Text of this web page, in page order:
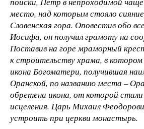
место, над которым стояло
Словенская гора. Оповестив обо
Иосифа, он получил грамоту на
Поставив на горе мраморный
к строительству храма, в
икона Богоматери, получившая
Оранской, по названию места –
обретена икона, от которой
исцеления. Царь Михаил
устроить при церкви монастырь.